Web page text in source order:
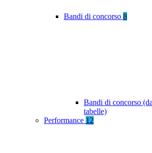
Bandi di concorso 8
Bandi di concorso
tabelle)
Performance 12